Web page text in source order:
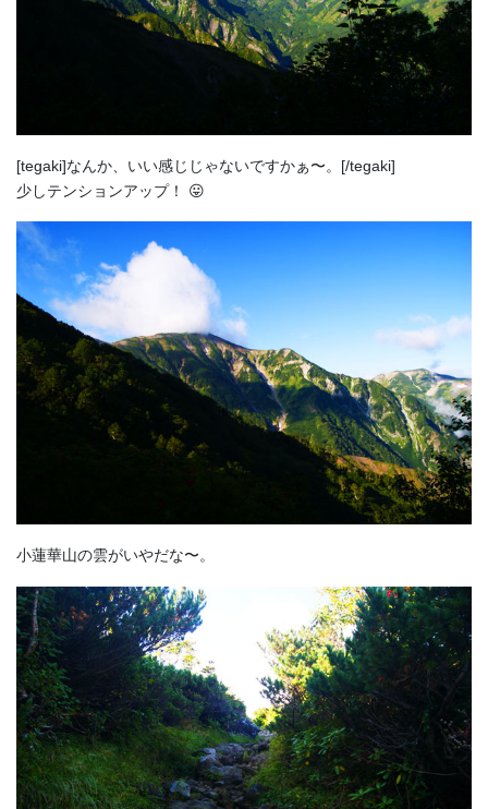
[tegaki]なんか、いい感じじゃないですかぁ〜。[/tegaki]
少しテンションアップ！ 😛
小蓮華山の雲がいやだな〜。